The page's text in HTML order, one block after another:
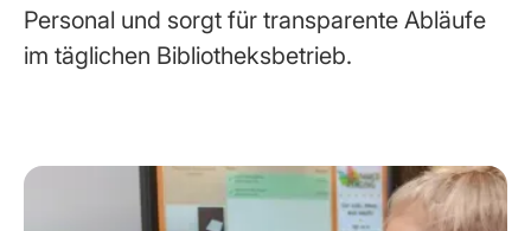
Personal und sorgt für transparente Abläufe
im täglichen Bibliotheksbetrieb.